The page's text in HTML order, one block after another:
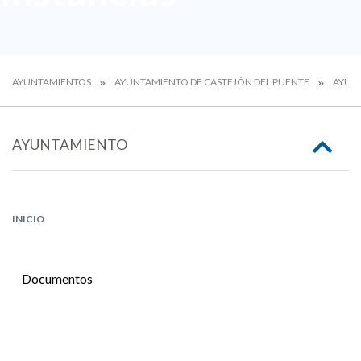
AYUNTAMIENTOS AYUNTAMIENTO DE CASTEJÓN DEL PUENTE
AYUNTAMIENTO
INICIO
Documentos